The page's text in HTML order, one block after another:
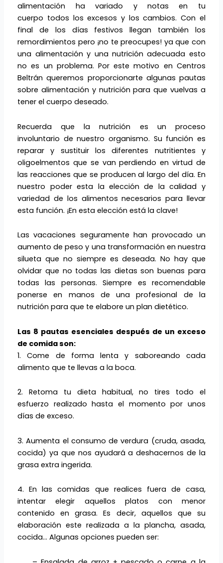
alimentación ha variado y notas en tu
cuerpo todos los excesos y los cambios. Con el
final de los días festivos llegan también los
remordimientos pero ¡no te preocupes! ya que con
una alimentación y una nutrición adecuada esto
no es un problema. Por este motivo en Centros
Beltrán queremos proporcionarte algunas pautas
sobre alimentación y nutrición para que vuelvas a
tener el cuerpo deseado.
Recuerda que la nutrición es un proceso
involuntario de nuestro organismo. Su función es
reparar y sustituir los diferentes nutritientes y
oligoelmentos que se van perdiendo en virtud de
las reacciones que se producen al largo del día. En
nuestro poder esta la elección de la calidad y
variedad de los alimentos necesarios para llevar
esta función. ¡En esta elección está la clave!
Las vacaciones seguramente han provocado un
aumento de peso y una transformación en nuestra
silueta que no siempre es deseada. No hay que
olvidar que no todas las dietas son buenas para
todas las personas. Siempre es recomendable
ponerse en manos de una profesional de la
nutrición para que te elabore un plan dietético.
Las 8 pautas esenciales después de un exceso
de comida son:
1. Come de forma lenta y saboreando cada
alimento que te llevas a la boca.
2. Retoma tu dieta habitual, no tires todo el
esfuerzo realizado hasta el momento por unos
días de exceso.
3. Aumenta el consumo de verdura (cruda, asada,
cocida) ya que nos ayudará a deshacernos de la
grasa extra ingerida.
4. En las comidas que realices fuera de casa,
intentar elegir aquellos platos con menor
contenido en grasa. Es decir, aquellos que su
elaboración este realizada a la plancha, asada,
cocida… Algunas opciones pueden ser: